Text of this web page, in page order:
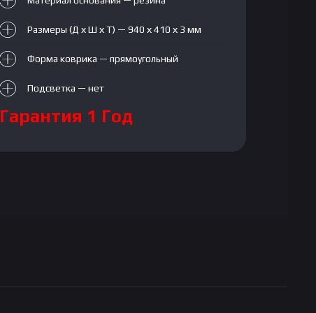
Размеры (Д х Ш х Т) — 940 х 410 х 3 мм
Форма коврика — прямоугольный
Подсветка — нет
Гарантия 1 Год